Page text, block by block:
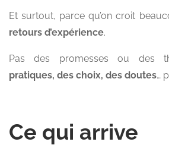
Et surtout, parce qu’on croit
retours d’expérience.
Pas des promesses ou des
pratiques, des choix, des doutes…
Ce qui arrive